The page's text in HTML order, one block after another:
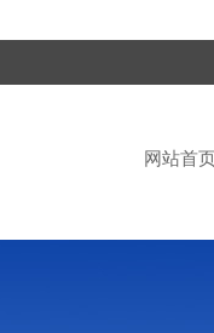
网站首